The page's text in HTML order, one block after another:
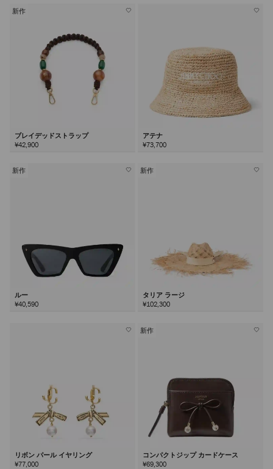
新作
ブレイデッドストラップ
¥42,900
アテナ
¥73,700
新作
ルー
¥40,590
新作
タリア ラージ
¥102,300
リボン パール イヤリング
¥77,000
新作
コンパクトジップ カードケース
¥69,300